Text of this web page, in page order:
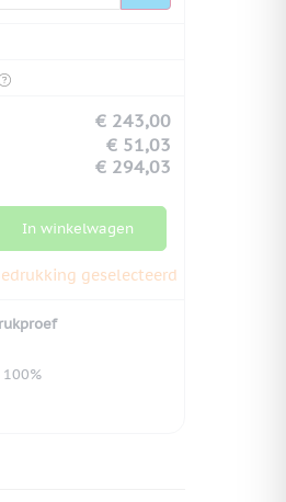
€ 243,00
€ 51,03
€ 294,03
In winkelwagen
geselecteerd